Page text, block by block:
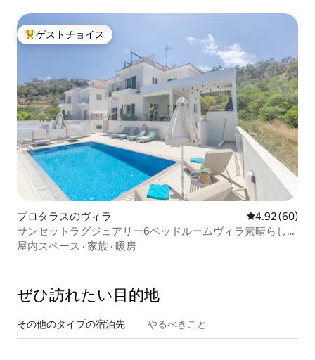
大好評のゲストチョイスです。
ゲストチョイス
プロタラスのヴィラ レビュー60
4.92 (60)
サンセットラグジュアリー6ベッドルームヴィラ素晴らしい
海の眺め
屋内スペース · 家族 · 暖房
ぜひ訪⁠れ⁠た⁠い目⁠的⁠地
その他のタ⁠イ⁠プ⁠の宿⁠泊⁠先 やるべきこと